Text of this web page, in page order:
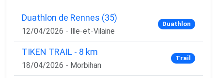
Duathlon de Rennes (35)
12/04/2026 - Ille-et-Vilaine
Duathlon
TIKEN TRAIL - 8 km
18/04/2026 - Morbihan
Trail